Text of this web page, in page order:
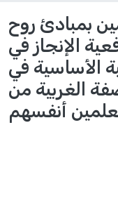
بمبادئ روح
الإنجاز في
الأساسية في
الغربية من
أنفسهم